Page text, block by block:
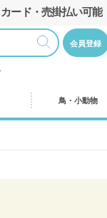
ード・売掛払い可能
会員登録
鳥・小動物